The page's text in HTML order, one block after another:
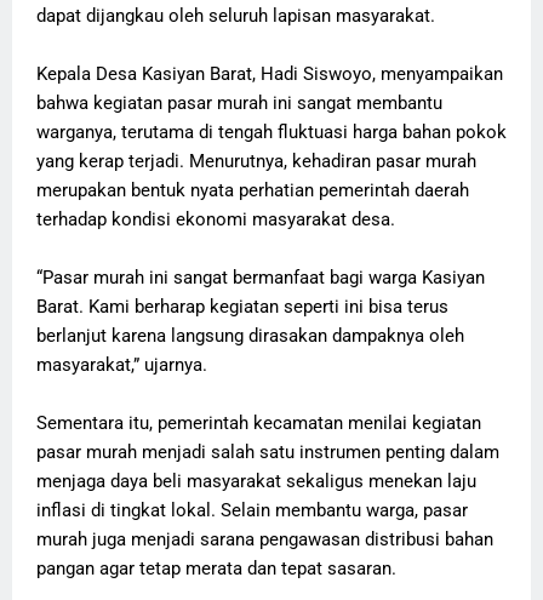
dapat dijangkau oleh seluruh lapisan masyarakat.
Kepala Desa Kasiyan Barat, Hadi Siswoyo, menyampaikan
bahwa kegiatan pasar murah ini sangat membantu
warganya, terutama di tengah fluktuasi harga bahan pokok
yang kerap terjadi. Menurutnya, kehadiran pasar murah
merupakan bentuk nyata perhatian pemerintah daerah
terhadap kondisi ekonomi masyarakat desa.
“Pasar murah ini sangat bermanfaat bagi warga Kasiyan
Barat. Kami berharap kegiatan seperti ini bisa terus
berlanjut karena langsung dirasakan dampaknya oleh
masyarakat,” ujarnya.
Sementara itu, pemerintah kecamatan menilai kegiatan
pasar murah menjadi salah satu instrumen penting dalam
menjaga daya beli masyarakat sekaligus menekan laju
inflasi di tingkat lokal. Selain membantu warga, pasar
murah juga menjadi sarana pengawasan distribusi bahan
pangan agar tetap merata dan tepat sasaran.